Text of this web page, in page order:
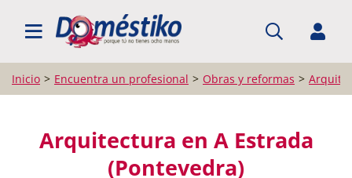
BUSCAR PROFESIONALES
Inicio Encuentra un profesional Obras y reformas
Arquitectura en A Estrada
(Pontevedra)